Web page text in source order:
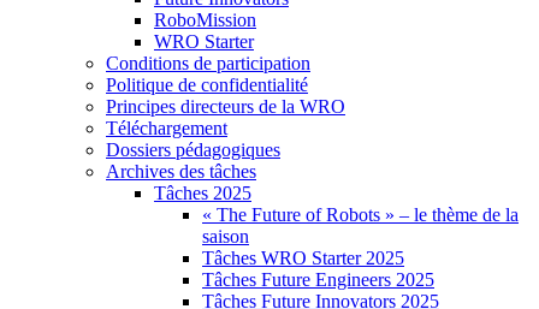
RoboMission
WRO Starter
Conditions de participation
Politique de confidentialité
Principes directeurs de la WRO
Téléchargement
Dossiers pédagogiques
Archives des tâches
Tâches 2025
« The Future of Robots » – le thème de la
saison
Tâches WRO Starter 2025
Tâches Future Engineers 2025
Tâches Future Innovators 2025